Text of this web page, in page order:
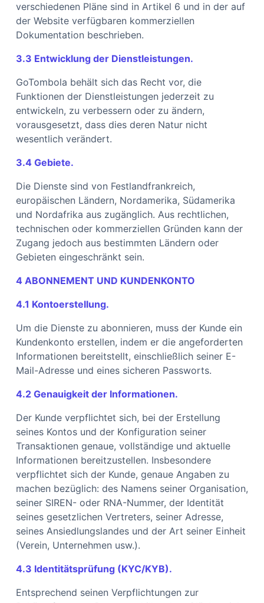
verschiedenen Pläne sind in Artikel 6 und in der auf
der Website verfügbaren kommerziellen
Dokumentation beschrieben.
3.3 Entwicklung der Dienstleistungen.
GoTombola behält sich das Recht vor, die
Funktionen der Dienstleistungen jederzeit zu
entwickeln, zu verbessern oder zu ändern,
vorausgesetzt, dass dies deren Natur nicht
wesentlich verändert.
3.4 Gebiete.
Die Dienste sind von Festlandfrankreich,
europäischen Ländern, Nordamerika, Südamerika
und Nordafrika aus zugänglich. Aus rechtlichen,
technischen oder kommerziellen Gründen kann der
Zugang jedoch aus bestimmten Ländern oder
Gebieten eingeschränkt sein.
4 ABONNEMENT UND KUNDENKONTO
4.1 Kontoerstellung.
Um die Dienste zu abonnieren, muss der Kunde ein
Kundenkonto erstellen, indem er die angeforderten
Informationen bereitstellt, einschließlich seiner E-
Mail-Adresse und eines sicheren Passworts.
4.2 Genauigkeit der Informationen.
Der Kunde verpflichtet sich, bei der Erstellung
seines Kontos und der Konfiguration seiner
Transaktionen genaue, vollständige und aktuelle
Informationen bereitzustellen. Insbesondere
verpflichtet sich der Kunde, genaue Angaben zu
machen bezüglich: des Namens seiner Organisation,
seiner SIREN- oder RNA-Nummer, der Identität
seines gesetzlichen Vertreters, seiner Adresse,
seines Ansiedlungslandes und der Art seiner Einheit
(Verein, Unternehmen usw.).
4.3 Identitätsprüfung (KYC/KYB).
Entsprechend seinen Verpflichtungen zur